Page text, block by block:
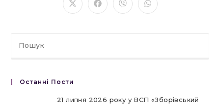
ВМІСТОМ
Відкрити
в
Відкрити
в
Відкрити
в
Відкрити
в
Останні Пости
21 липня 2026 року у ВСП «Зборівський